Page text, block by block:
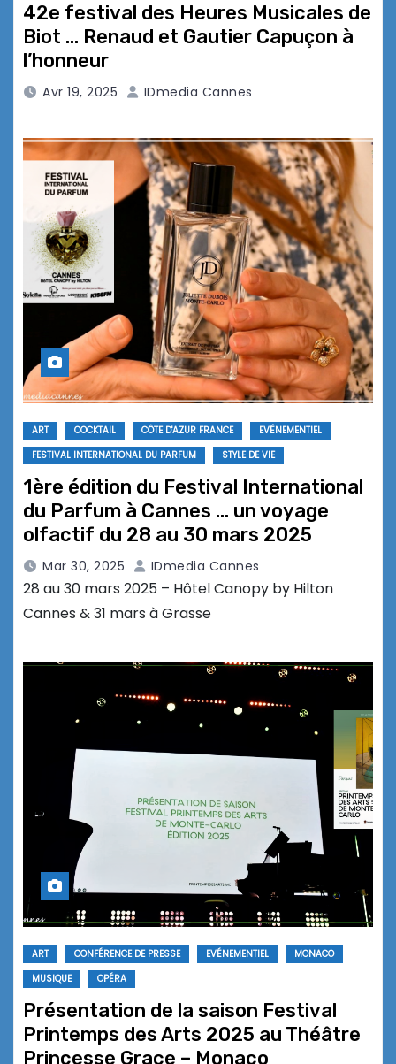
42e festival des Heures Musicales de
Biot … Renaud et Gautier Capuçon à
l’honneur
Avr 19, 2025 IDmedia Cannes
ART COCKTAIL CÔTE D'AZUR FRANCE
EVÉNEMENTIEL
FESTIVAL INTERNATIONAL DU PARFUM
STYLE DE VIE
1ère édition du Festival International
du Parfum à Cannes … un voyage
olfactif du 28 au 30 mars 2025
Mar 30, 2025 IDmedia Cannes
28 au 30 mars 2025 – Hôtel Canopy by Hilton
Cannes & 31 mars à Grasse
ART CONFÉRENCE DE PRESSE EVÉNEMENTIEL
MONACO
MUSIQUE
OPÉRA
Présentation de la saison Festival
Printemps des Arts 2025 au Théâtre
Princesse Grace – Monaco